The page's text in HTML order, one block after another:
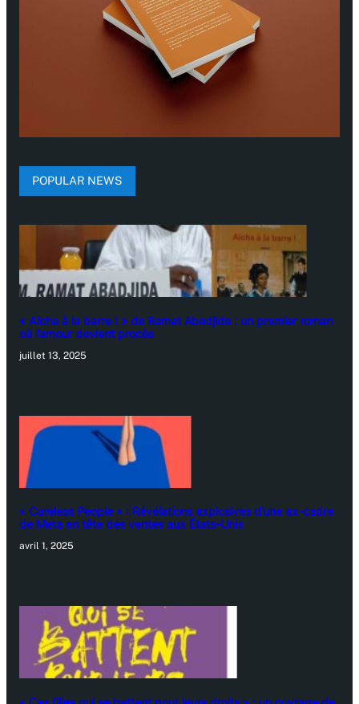
POPULAR NEWS
« Aïcha à la barre ! » de Ramat Abadjida : un premier roman
où l’amour devient procès
juillet 13, 2025
« Careless People » : Révélations explosives d’une ex-cadre
de Meta en tête des ventes aux États-Unis
avril 1, 2025